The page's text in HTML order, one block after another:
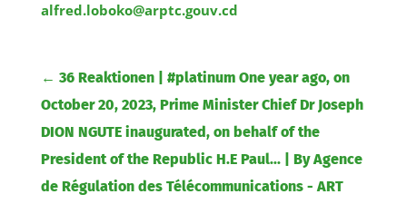
alfred.loboko@arptc.gouv.cd
← 36 Reaktionen | #platinum One year ago, on
October 20, 2023, Prime Minister Chief Dr Joseph
DION NGUTE inaugurated, on behalf of the
President of the Republic H.E Paul... | By Agence
de Régulation des Télécommunications - ART